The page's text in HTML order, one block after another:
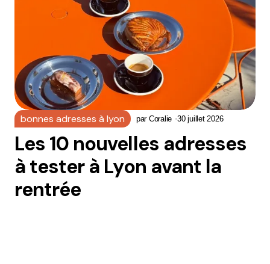
bonnes adresses à lyon par Coralie 30 juillet 2026
Les 10 nouvelles adresses
à tester à Lyon avant la
rentrée